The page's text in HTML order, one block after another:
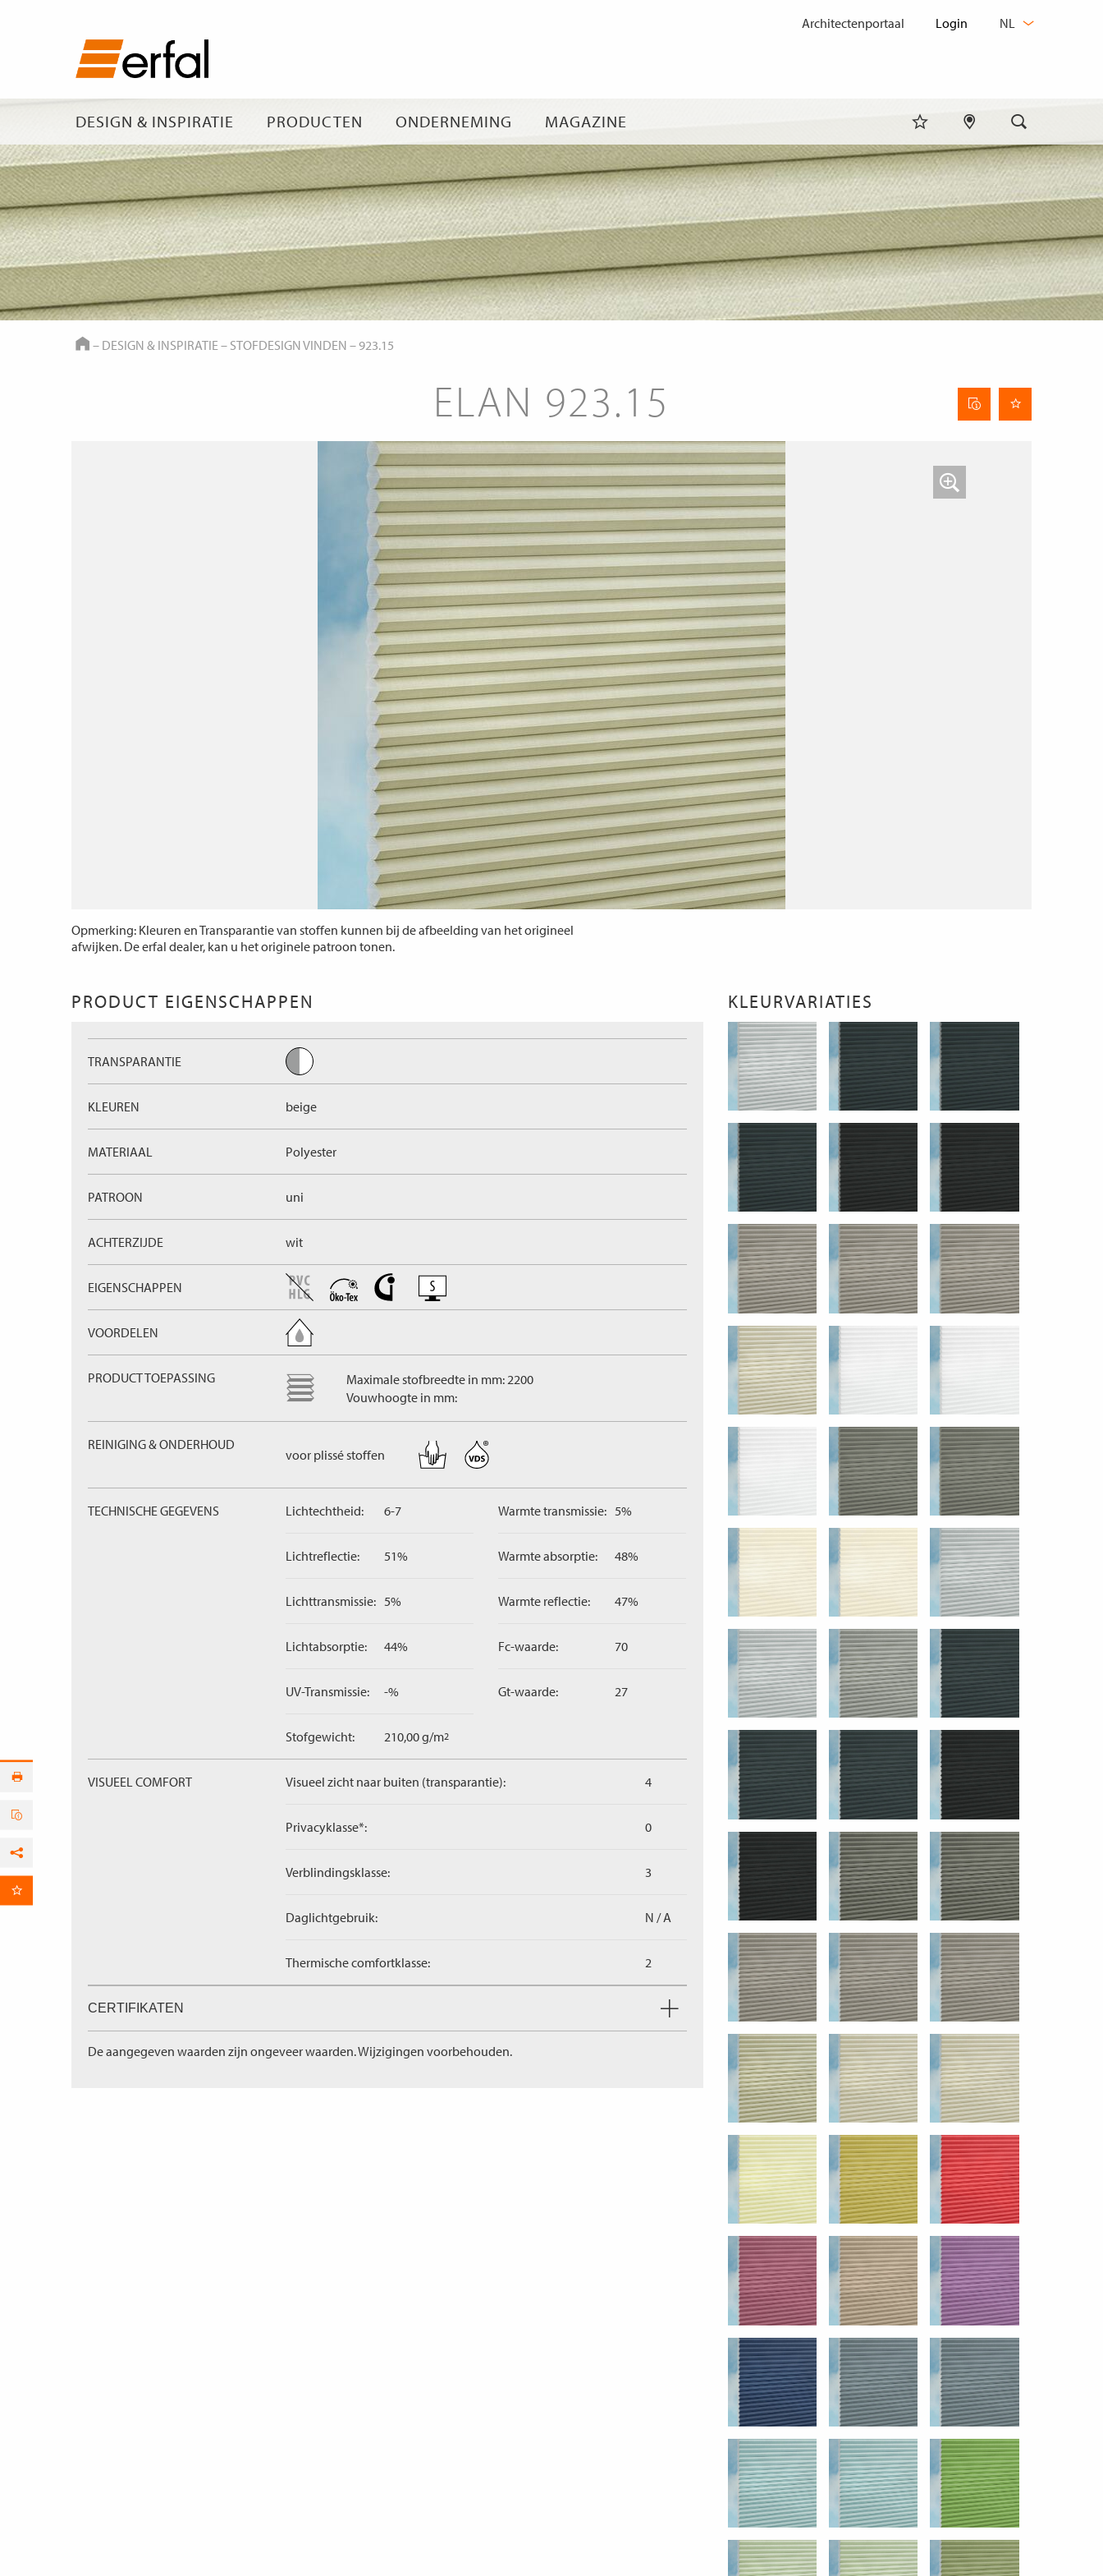
DESIGN & INSPIRATIE PRODUCTEN ONDERNEMING MAGAZINE
Architectenportaal
WIJZIGEN
NL
HOME
– DESIGN & INSPIRATIE– STOFDESIGN VINDEN –923.15
ELAN 923.15 Stofinformatieblad
Opmerking: Kleuren en Transparantie van stoffen kunnen bij de afbeelding van het origineel
afwijken. De erfal dealer, kan u het originele patroon tonen.
PRODUCT EIGENSCHAPPEN
TRANSPARANTIE
KLEUREN beige
MATERIAAL Polyester
PATROON uni
ACHTERZIJDE wit
EIGENSCHAPPEN
VOORDELEN
PRODUCT TOEPASSING
Maximale stofbreedte in mm: 2200
Vouwhoogte in mm:
REINIGING & ONDERHOUD
voor plissé stoffen
TECHNISCHE GEGEVENS Lichtechtheid: 6-7
Lichtreflectie: 51%
Lichttransmissie: 5%
Lichtabsorptie: 44%
UV-Transmissie: -%
Stofgewicht: 210,00 g/m2
Warmte transmissie: 5%
Warmte absorptie: 48%
Warmte reflectie: 47%
Fc-waarde: 70
Gt-waarde: 27
VISUEEL COMFORT Visueel zicht naar buiten (transparantie): 4
Privacyklasse*: 0
Verblindingsklasse: 3
Daglichtgebruik: N / A
Thermische comfortklasse: 2
CERTIFIKATEN
De aangegeven waarden zijn ongeveer waarden. Wijzigingen voorbehouden.
KLEURVARIATIES